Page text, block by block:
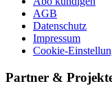
AGB
Datenschutz
Impressum
Cookie-
Partner &